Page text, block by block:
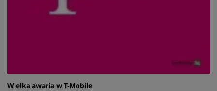
Wielka awaria w T-Mobile